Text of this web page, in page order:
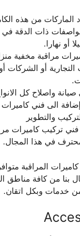
الماركات من هذه
ذات الدقة في
أو نهارا.
مراقبة مخفية
التجارية أو الشركات
واصلاح كل
إضافة الى فني كاميرات
والتطوير
فني تركيب كاميرات
في هذا المجال.
المراقبة
بنا من كافة مناطق
خدمات وبكل اتقان.